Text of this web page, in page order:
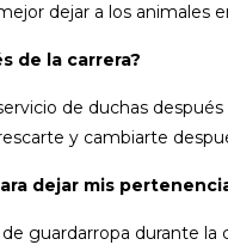
dejar a los animales
de la carrera?
de duchas
y cambiarte
dejar mis
guardarropa durante la